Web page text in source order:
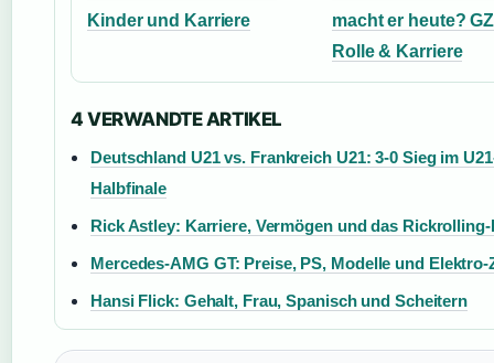
Kinder und Karriere
macht er heute?
Rolle & Karriere
4 VERWANDTE ARTIKEL
Deutschland U21 vs. Frankreich U21: 3-0 Sieg im
Halbfinale
Rick Astley: Karriere, Vermögen und das
Mercedes-AMG GT: Preise, PS, Modelle und
Hansi Flick: Gehalt, Frau, Spanisch und Scheitern